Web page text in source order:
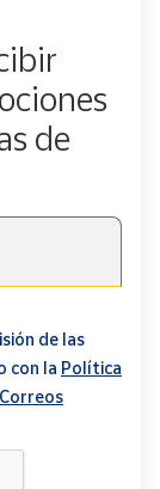
de
de las
con la Política